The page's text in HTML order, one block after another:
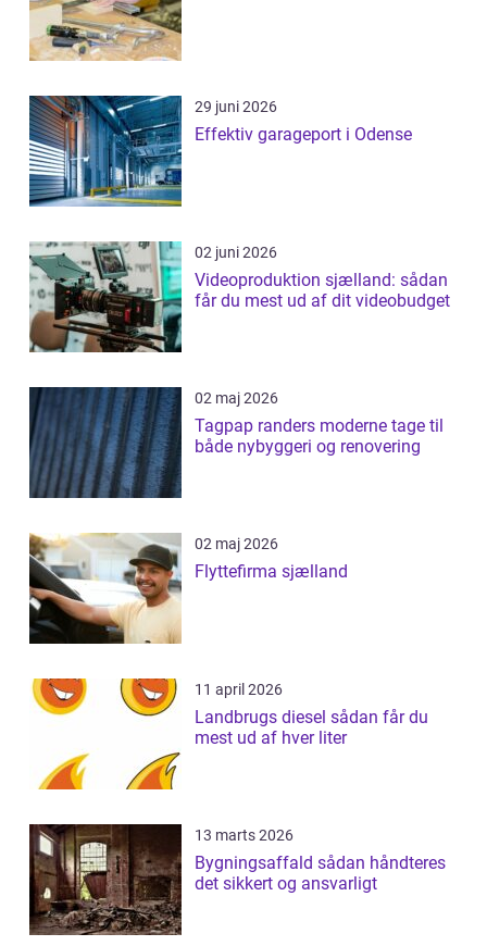
29 juni 2026
Effektiv garageport i Odense
02 juni 2026
Videoproduktion sjælland: sådan
får du mest ud af dit videobudget
02 maj 2026
Tagpap randers moderne tage til
både nybyggeri og renovering
02 maj 2026
Flyttefirma sjælland
11 april 2026
Landbrugs diesel sådan får du
mest ud af hver liter
13 marts 2026
Bygningsaffald sådan håndteres
det sikkert og ansvarligt